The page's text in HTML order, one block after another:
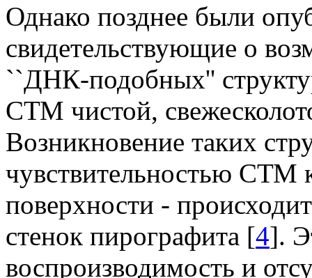
Однако позднее были
свидетельствующие о
``ДНК-подобных''
СТМ чистой,
Возникновение таких
чувствительностью СТМ
поверхности -
стенок пирографита [4].
воспроизводимость и